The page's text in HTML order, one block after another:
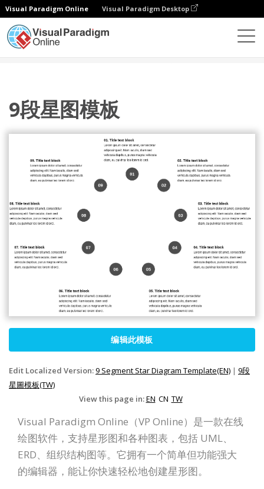
Visual Paradigm Online Visual Paradigm Desktop
9段星图模板
编辑此模板
Edit Localized Version:9 Segment Star Diagram Template(EN) | 9段
星圖模板(TW)
View this page in:EN CN TW
Visual Paradigm Online（VP Online）是一款在线
绘图软件，支持星形图和各种图表，包括 UML、
ERD、组织结构图等。它拥有一个简单但功能强大
的编辑器，能让你快速轻松地创建星形图。